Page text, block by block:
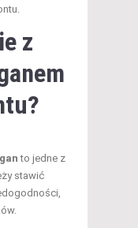
z
to jedne z
stawić